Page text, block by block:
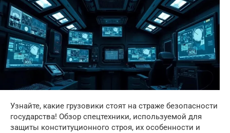
Узнайте, какие грузовики стоят на страже безопасности
государства! Обзор спецтехники, используемой для
защиты конституционного строя, их особенности и